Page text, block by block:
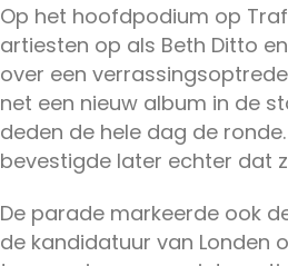
Op het hoofdpodium op
artiesten op als Beth Ditto en
over een
net een nieuw album in de
deden de hele dag de
bevestigde later echter dat
De parade markeerde ook
de kandidatuur van Londen